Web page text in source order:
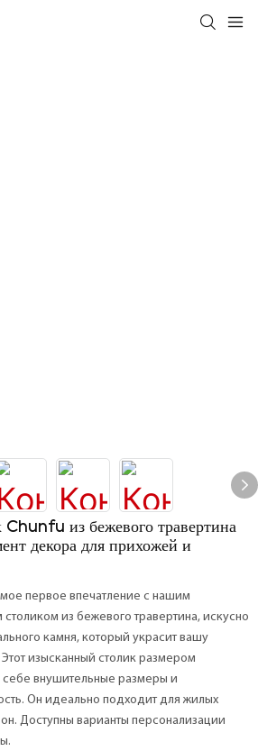
Chunfu из бежевого травертина
декора для прихожей и
первое впечатление с нашим
из бежевого травертина, искусно
камня, который украсит вашу
изысканный столик размером
себе внушительные размеры и
Он идеально подходит для жилых
Доступны варианты персонализации